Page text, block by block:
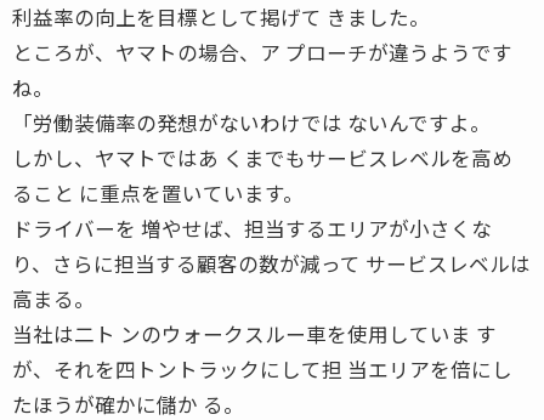
利益率の向上を目標として掲げて きました。
ところが、ヤマトの場合、ア プローチが違うようです
ね。
「労働装備率の発想がないわけでは ないんですよ。
しかし、ヤマトではあ くまでもサービスレベルを高め
ること に重点を置いています。
ドライバーを 増やせば、担当するエリアが小さくな
り、さらに担当する顧客の数が減って サービスレベルは
高まる。
当社は二ト ンのウォークスルー車を使用していま す
が、それを四トントラックにして担 当エリアを倍にし
たほうが確かに儲か る。